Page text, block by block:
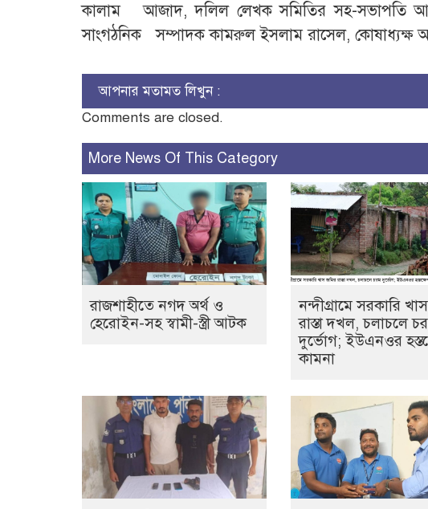
কালাম আজাদ, দলিল লেখক সমিতির সহ-সভাপতি
সাংগঠনিক সম্পাদক কামরুল ইসলাম রাসেল, কোষাধ্যক্ষ
আপনার মতামত লিখুন :
Comments are closed.
More News Of This Category
রাজশাহীতে নগদ অর্থ ও
হেরোইন-সহ স্বামী-স্ত্রী আটক
নন্দীগ্রামে সরকারি
রাস্তা দখল, চলাচলে
দুর্ভোগ; ইউএনওর
কামনা